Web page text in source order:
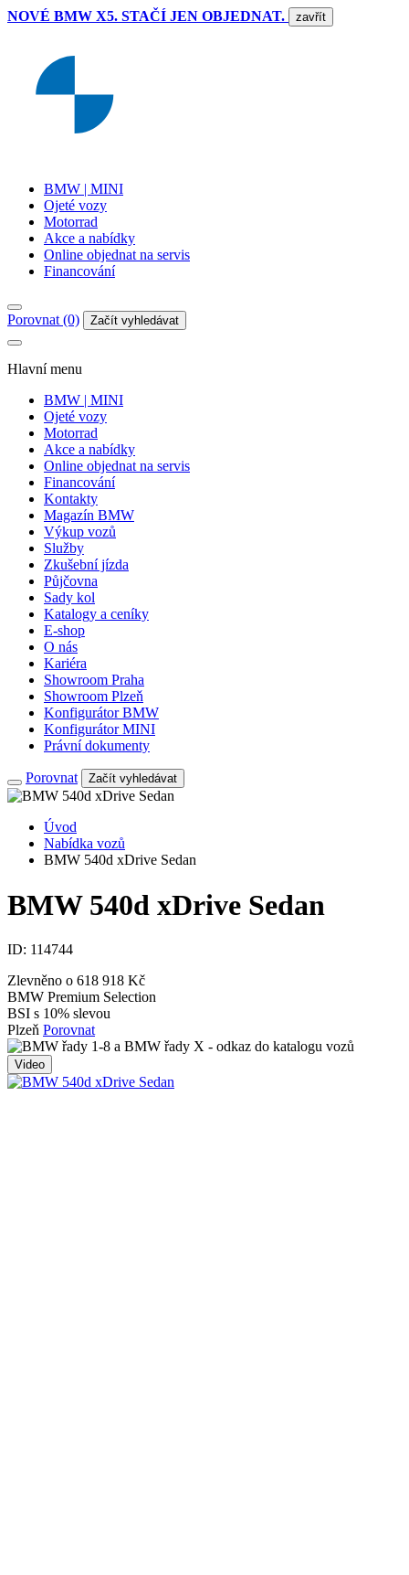
NOVÉ BMW X5. STAČÍ JEN OBJEDNAT. zavřít
BMW | MINI
Ojeté vozy
Motorrad
Akce a nabídky
Online objednat na servis
Financování
Porovnat (0) Začít vyhledávat
Hlavní menu
BMW | MINI
Ojeté vozy
Motorrad
Akce a nabídky
Online objednat na servis
Financování
Kontakty
Magazín BMW
Výkup vozů
Služby
Zkušební jízda
Půjčovna
Sady kol
Katalogy a ceníky
E-shop
O nás
Kariéra
Showroom Praha
Showroom Plzeň
Konfigurátor BMW
Konfigurátor MINI
Právní dokumenty
Porovnat Začít vyhledávat
Úvod
Nabídka vozů
BMW 540d xDrive Sedan
BMW 540d xDrive Sedan
ID: 114744
Zlevněno o 618 918 Kč
BMW Premium Selection
BSI s 10% slevou
Plzeň Porovnat
Video